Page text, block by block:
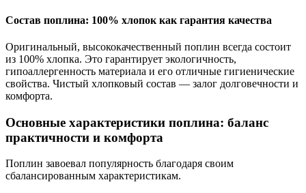
Состав поплина: 100% хлопок как гарантия качества
Оригинальный, высококачественный поплин всегда состоит
из 100% хлопка. Это гарантирует экологичность,
гипоаллергенность материала и его отличные гигиенические
свойства. Чистый хлопковый состав — залог долговечности и
комфорта.
Основные характеристики поплина: баланс
практичности и комфорта
Поплин завоевал популярность благодаря своим
сбалансированным характеристикам.